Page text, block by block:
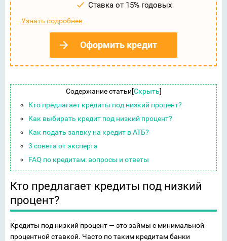
Ставка от 15% годовых
Узнать подробнее
Оформить кредит
Содержание статьи[Скрыть]
Кто предлагает кредиты под низкий процент?
Как выбирать кредит под низкий процент?
Как подать заявку на кредит в АТБ?
3 совета от эксперта
FAQ по кредитам: вопросы и ответы
Кто предлагает кредиты под низкий
процент?
Кредиты под низкий процент — это займы с минимальной
процентной ставкой. Часто по таким кредитам банки